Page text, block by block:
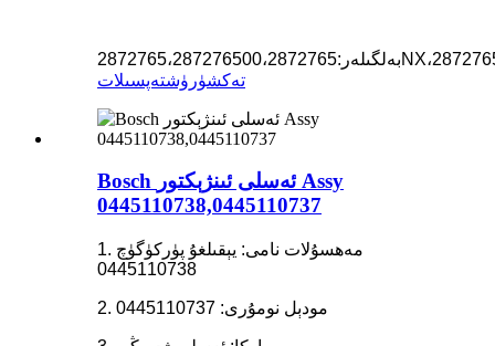
بەلگىلەر: 2872765،287276500، 2872765NX،
تەكشۈرۈشتەپسىلات
Bosch ئەسلى ئىنژېكتور Assy
0445110738,0445110737
1. مەھسۇلات نامى: يېقىلغۇ پۈركۈگۈچ
0445110738
2. مودېل نومۇرى: 0445110737